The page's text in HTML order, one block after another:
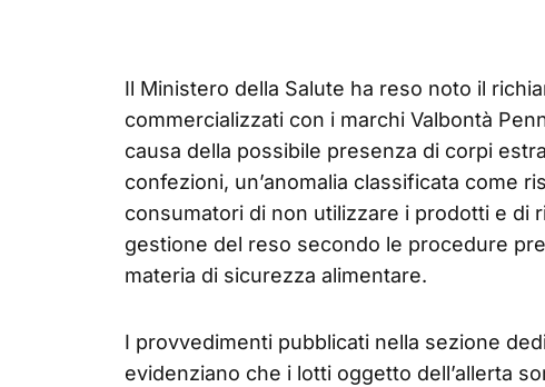
Il Ministero della Salute ha reso noto il
commercializzati con i marchi Valbontà
causa della possibile presenza di corpi
confezioni, un’anomalia classificata come
consumatori di non utilizzare i prodotti e di
gestione del reso secondo le procedure
materia di sicurezza alimentare.
I provvedimenti pubblicati nella sezione
evidenziano che i lotti oggetto dell’allerta